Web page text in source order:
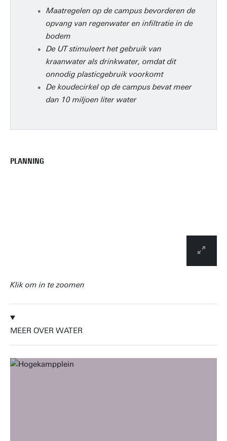
Maatregelen op de campus bevorderen de
opvang van regenwater en infiltratie in de
bodem
De UT stimuleert het gebruik van
kraanwater als drinkwater, omdat dit
onnodig plasticgebruik voorkomt
De koudecirkel op de campus bevat meer
dan 10 miljoen liter water
PLANNING
Klik om in te zoomen
MEER OVER WATER